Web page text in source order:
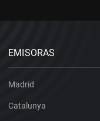
EMISORAS
Madrid
Catalunya